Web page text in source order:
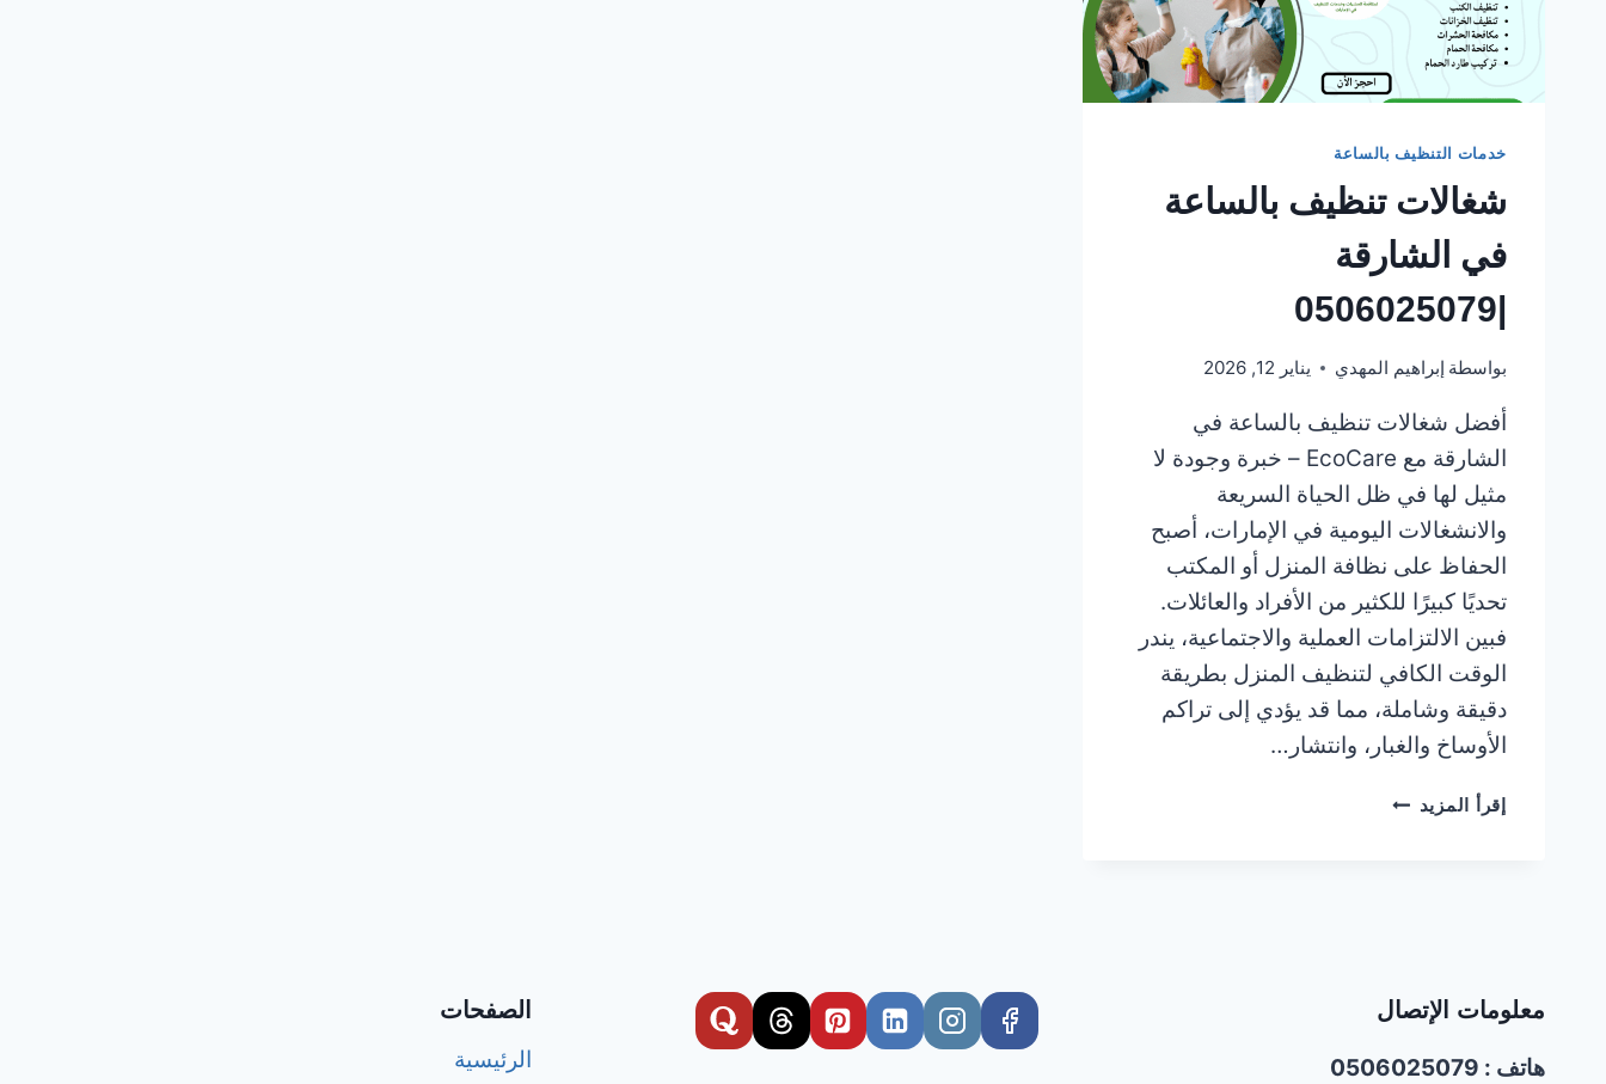
خدمات التنظيف بالساعة
شغالات تنظيف بالساعة
في الشارقة
|0506025079
بواسطة إبراهيم المهدي يناير 12, 2026
أفضل شغالات تنظيف بالساعة في
الشارقة مع EcoCare – خبرة وجودة لا
مثيل لها في ظل الحياة السريعة
والانشغالات اليومية في الإمارات، أصبح
الحفاظ على نظافة المنزل أو المكتب
تحديًا كبيرًا للكثير من الأفراد والعائلات.
فبين الالتزامات العملية والاجتماعية، يندر
الوقت الكافي لتنظيف المنزل بطريقة
دقيقة وشاملة، مما قد يؤدي إلى تراكم
الأوساخ والغبار، وانتشار…
إقرأ المزيد شغالات
معلومات الإتصال
هاتف : 0506025079
الصفحات
الرئيسية